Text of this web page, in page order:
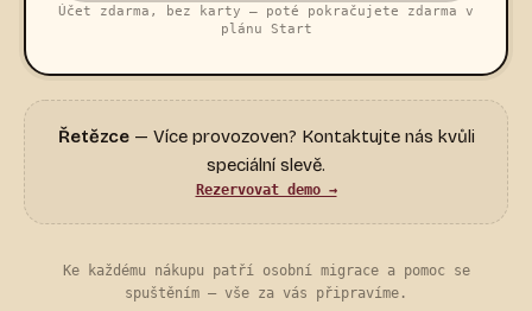
Účet zdarma, bez karty — poté pokračujete zdarma v
plánu Start
Řetězce— Více provozoven? Kontaktujte nás kvůli
speciální slevě.
Rezervovat demo →
Ke každému nákupu patří osobní migrace a pomoc se
spuštěním — vše za vás připravíme.